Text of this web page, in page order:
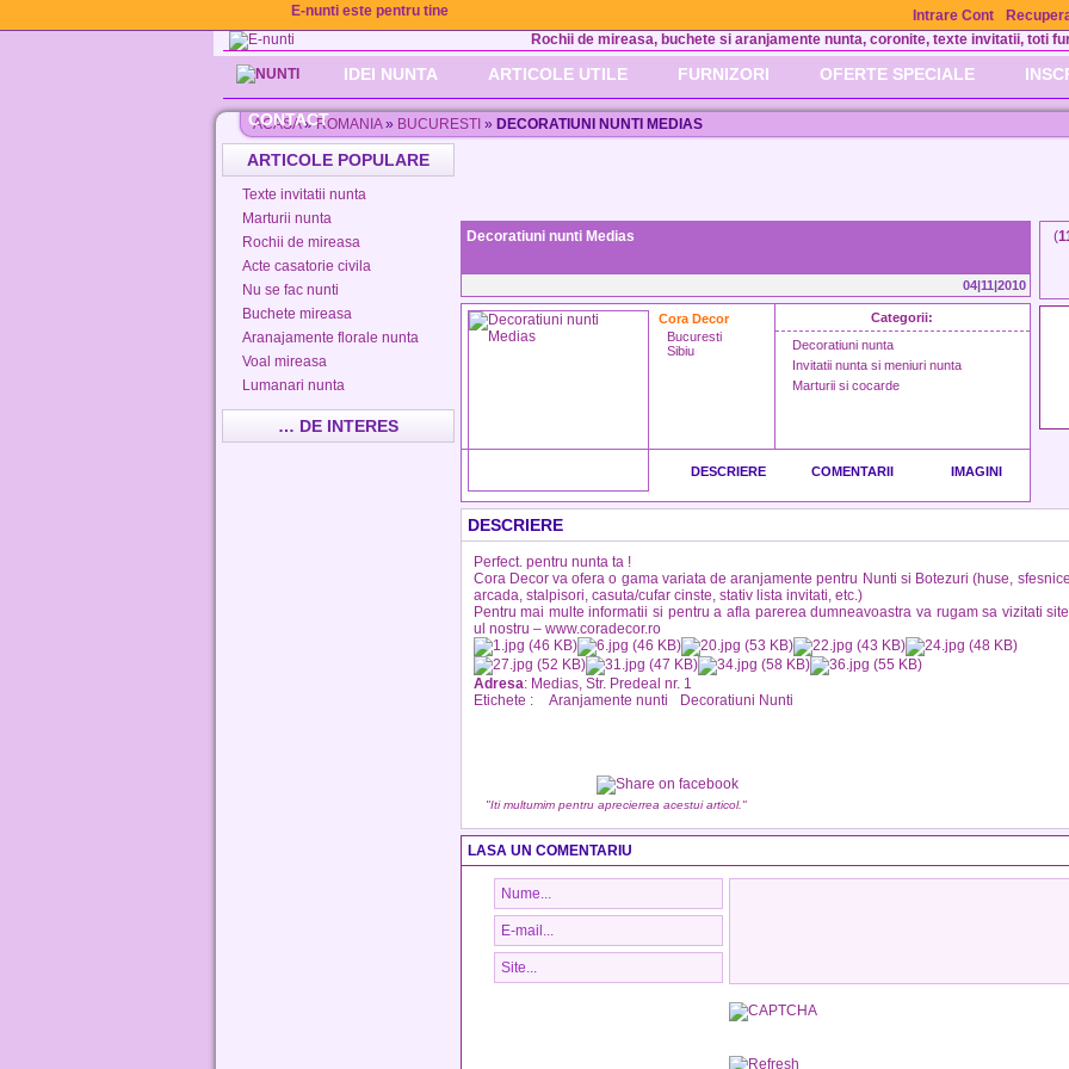
E-nunti este pentru tine Intrare Cont
Rochii de mireasa, buchete si aranjamente nunta, coronite, texte invitatii, toti
IDEI NUNTA ARTICOLE UTILE FURNIZORI OFERTE SPECIALE
CONTACT
ACASA»ROMANIA» BUCURESTI » DECORATIUNI NUNTI MEDIAS
ARTICOLE POPULARE
Texte invitatii nunta
Marturii nunta
Rochii de mireasa
Acte casatorie civila
Nu se fac nunti
Buchete mireasa
Aranajamente florale nunta
Voal mireasa
Lumanari nunta
… DE INTERES
Decoratiuni nunti Medias
04|11|2010
Cora Decor
Bucuresti
Sibiu
Categorii:
Decoratiuni nunta
Invitatii nunta si meniuri nunta
Marturii si cocarde
DESCRIERE COMENTARII IMAGINI
(
DESCRIERE
Perfect. pentru nunta ta !
Cora Decor va ofera o gama variata de aranjamente pentru Nunti si Botezuri (huse,
arcada, stalpisori, casuta/cufar cinste, stativ lista invitati, etc.)
Pentru mai multe informatii si pentru a afla parerea dumneavoastra va rugam sa vizitati
ul nostru – www.coradecor.ro
Adresa: Medias, Str. Predeal nr. 1
Etichete :
Aranjamente nunti Decoratiuni Nunti
"Iti multumim pentru aprecierrea acestui articol."
LASA UN COMENTARIU